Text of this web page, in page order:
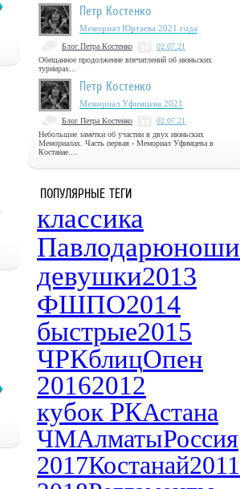
Петр Костенко
Мемориал Юртаева 2021 года
Блог Петра Костенко
02.07.21
Обещанное продолжение впечатлений об июньских
турнирах...
Петр Костенко
Мемориал Уфимцева 2021
Блог Петра Костенко
02.07.21
Небольшие заметки об участии в двух июньских
Мемориалах. Часть первая - Мемориал Уфимцева в
Костанае....
ПОПУЛЯРНЫЕ ТЕГИ
классика
Павлодарюноши
девушки2013
ФШПО2014
быстрые2015
ЧРКблицОпен
20162012
кубок РКАстана
ЧМАлматыРоссия
2017Костанай2011